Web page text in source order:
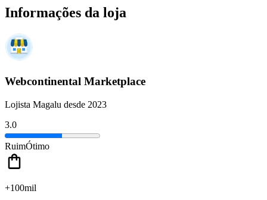
Informações da loja
Webcontinental Marketplace
Lojista Magalu desde 2023
3.0
RuimÓtimo
+100mil